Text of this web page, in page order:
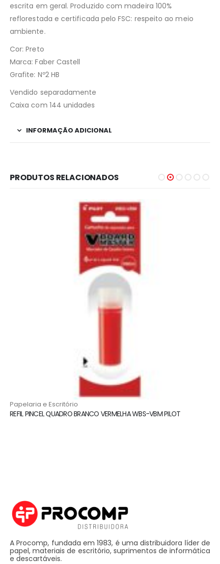
escrita em geral. Produzido com madeira 100%
reflorestada e certificada pelo FSC: respeito ao meio
ambiente.
Cor: Preto
Marca: Faber Castell
Grafite: Nº2 HB
Vendido separadamente
Caixa com 144 unidades
INFORMAÇÃO ADICIONAL
PRODUTOS RELACIONADOS
Papelaria e Escritório
REFIL PINCEL QUADRO BRANCO VERMELHA WBS-VBM PILOT
A Procomp, fundada em 1983, é uma distribuidora líder de
papel, materiais de escritório, suprimentos de informática
e descartáveis.